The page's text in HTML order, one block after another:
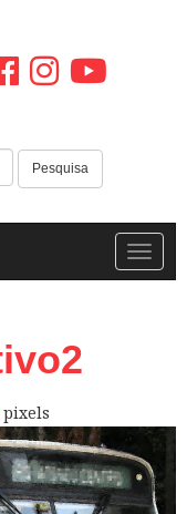
Pesquisa
pixels